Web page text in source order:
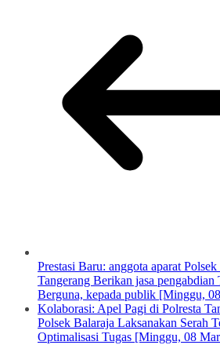
Prestasi Baru: anggota aparat
Tangerang Berikan jasa pengabdian
Berguna, kepada publik [Minggu,
Kolaborasi: Apel Pagi di Polresta
Polsek Balaraja Laksanakan Serah
Optimalisasi Tugas [Minggu, 08